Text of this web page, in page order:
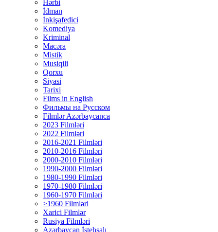
Hərbi
İdman
İnkişafedici
Komediya
Kriminal
Macəra
Mistik
Musiqili
Qorxu
Siyasi
Tarixi
Films in English
Фильмы на Русском
Filmlər Azərbaycanca
2023 Filmləri
2022 Filmləri
2016-2021 Filmləri
2010-2016 Filmləri
2000-2010 Filmləri
1990-2000 Filmləri
1980-1990 Filmləri
1970-1980 Filmləri
1960-1970 Filmləri
>1960 Filmləri
Xarici Filmlər
Rusiya Filmləri
Azərbaycan İstehsalı